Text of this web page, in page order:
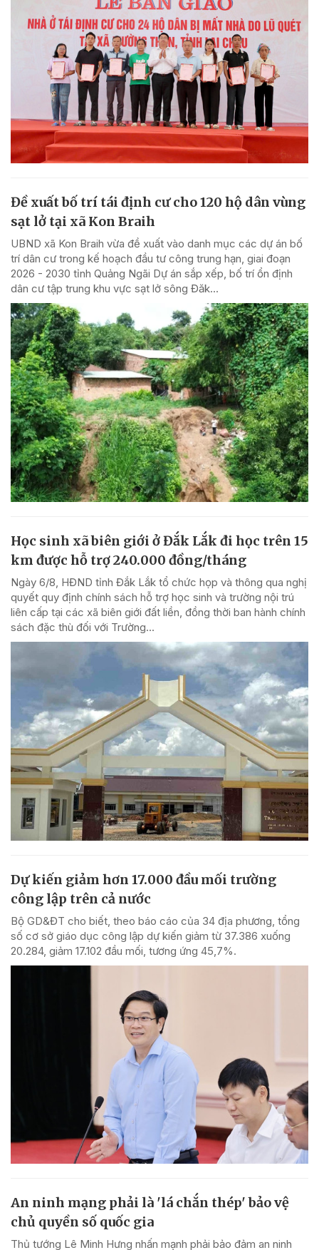
Đề xuất bố trí tái định cư cho 120 hộ dân vùng
sạt lở tại xã Kon Braih
UBND xã Kon Braih vừa đề xuất vào danh mục các dự án bố
trí dân cư trong kế hoạch đầu tư công trung hạn, giai đoạn
2026 - 2030 tỉnh Quảng Ngãi Dự án sắp xếp, bố trí ổn định
dân cư tập trung khu vực sạt lở sông Đăk...
Học sinh xã biên giới ở Đắk Lắk đi học trên 15
km được hỗ trợ 240.000 đồng/tháng
Ngày 6/8, HĐND tỉnh Đắk Lắk tổ chức họp và thông qua nghị
quyết quy định chính sách hỗ trợ học sinh và trường nội trú
liên cấp tại các xã biên giới đất liền, đồng thời ban hành chính
sách đặc thù đối với Trường...
Dự kiến giảm hơn 17.000 đầu mối trường
công lập trên cả nước
Bộ GD&ĐT cho biết, theo báo cáo của 34 địa phương, tổng
số cơ sở giáo dục công lập dự kiến giảm từ 37.386 xuống
20.284, giảm 17.102 đầu mối, tương ứng 45,7%.
An ninh mạng phải là 'lá chắn thép' bảo vệ
chủ quyền số quốc gia
Thủ tướng Lê Minh Hưng nhấn mạnh phải bảo đảm an ninh